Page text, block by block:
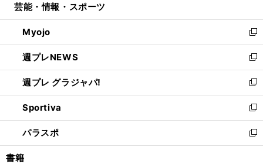
開
く
ウ
で
開
く
ン
ド
ウ
で
開
く
ウ
ィ
ン
ド
ウ
で
開
く
芸能・情報・スポーツ
Myojo
新
し
い
ウ
ィ
ン
ド
ウ
で
開
週プレNEWS
新
し
い
ウ
ィ
ン
ド
ウ
週プレ グラジャパ!
新
し
い
ウ
ィ
ン
Sportiva
新
し
い
ウ
パラスポ
新
し
書籍